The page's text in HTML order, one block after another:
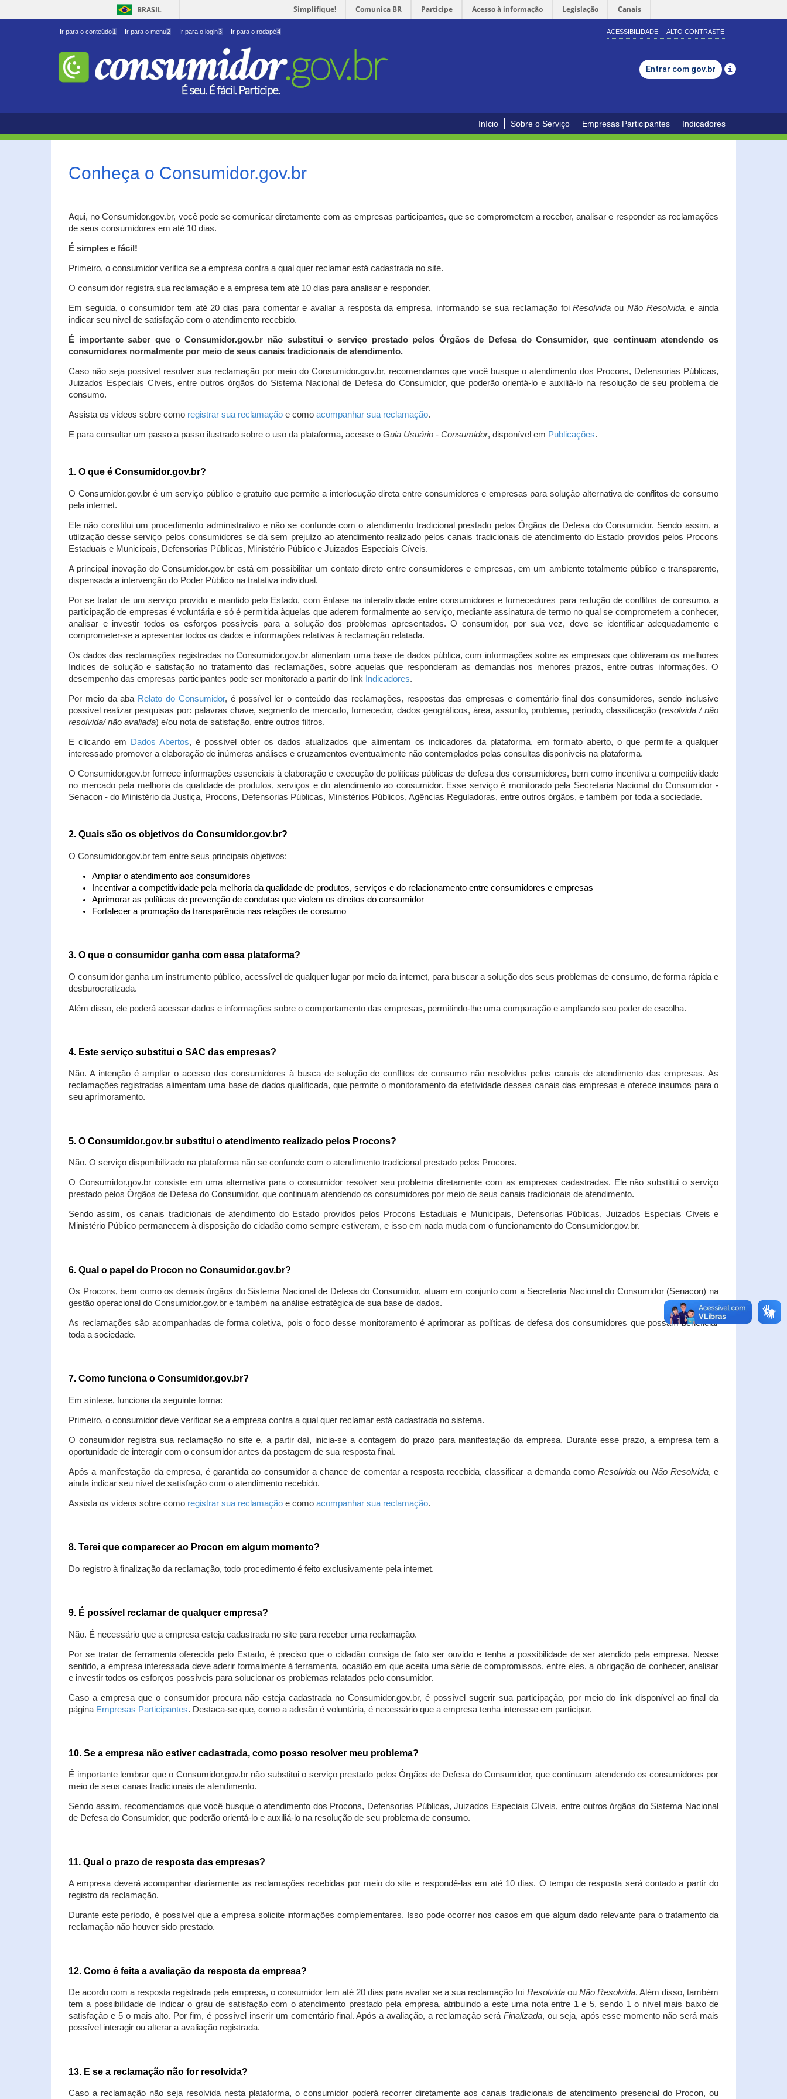
BRASIL Simplifique! Comunica BR Participe Acesso à informação Legislação Canais
Ir para o conteúdo1 Ir para o menu2 Ir para o login3 Ir para o rodapé4 ACESSIBILIDADE ALTO CONTRASTE
Entrar com gov.br
Início Sobre o Serviço Empresas Participantes Indicadores
Conheça o Consumidor.gov.br
Aqui, no Consumidor.gov.br, você pode se comunicar diretamente com as empresas participantes, que se comprometem a receber, analisar e responder as reclamações
de seus consumidores em até 10 dias.
É simples e fácil!
Primeiro, o consumidor verifica se a empresa contra a qual quer reclamar está cadastrada no site.
O consumidor registra sua reclamação e a empresa tem até 10 dias para analisar e responder.
Em seguida, o consumidor tem até 20 dias para comentar e avaliar a resposta da empresa, informando se sua reclamação foiResolvida ou Não Resolvida, e ainda
indicar seu nível de satisfação com o atendimento recebido.
É importante saber que o Consumidor.gov.br não substitui o serviço prestado pelos Órgãos de Defesa do Consumidor, que continuam atendendo os
consumidores normalmente por meio de seus canais tradicionais de atendimento.
Caso não seja possível resolver sua reclamação por meio do Consumidor.gov.br, recomendamos que você busque o atendimento dos Procons, Defensorias Públicas,
Juizados Especiais Cíveis, entre outros órgãos do Sistema Nacional de Defesa do Consumidor, que poderão orientá-lo e auxiliá-lo na resolução de seu problema de
consumo.
Assista os vídeos sobre como registrar sua reclamação e como acompanhar sua reclamação.
E para consultar um passo a passo ilustrado sobre o uso da plataforma, acesse o Guia Usuário - Consumidor, disponível em Publicações.
1. O que é Consumidor.gov.br?
O Consumidor.gov.br é um serviço público e gratuito que permite a interlocução direta entre consumidores e empresas para solução alternativa de conflitos de consumo
pela internet.
Ele não constitui um procedimento administrativo e não se confunde com o atendimento tradicional prestado pelos Órgãos de Defesa do Consumidor. Sendo assim, a
utilização desse serviço pelos consumidores se dá sem prejuízo ao atendimento realizado pelos canais tradicionais de atendimento do Estado providos pelos Procons
Estaduais e Municipais, Defensorias Públicas, Ministério Público e Juizados Especiais Cíveis.
A principal inovação do Consumidor.gov.br está em possibilitar um contato direto entre consumidores e empresas, em um ambiente totalmente público e transparente,
dispensada a intervenção do Poder Público na tratativa individual.
Por se tratar de um serviço provido e mantido pelo Estado, com ênfase na interatividade entre consumidores e fornecedores para redução de conflitos de consumo, a
participação de empresas é voluntária e só é permitida àquelas que aderem formalmente ao serviço, mediante assinatura de termo no qual se comprometem a conhecer,
analisar e investir todos os esforços possíveis para a solução dos problemas apresentados. O consumidor, por sua vez, deve se identificar adequadamente e
comprometer-se a apresentar todos os dados e informações relativas à reclamação relatada.
Os dados das reclamações registradas no Consumidor.gov.br alimentam uma base de dados pública, com informações sobre as empresas que obtiveram os melhores
índices de solução e satisfação no tratamento das reclamações, sobre aquelas que responderam as demandas nos menores prazos, entre outras informações. O
desempenho das empresas participantes pode ser monitorado a partir do link
Indicadores.
Por meio da aba Relato do Consumidor, é possível ler o conteúdo das reclamações, respostas das empresas e comentário final dos consumidores, sendo inclusive
possível realizar pesquisas por: palavras chave, segmento de mercado, fornecedor, dados geográficos, área, assunto, problema, período, classificação (resolvida / não
resolvida/ não avaliada) e/ou nota de satisfação, entre outros filtros.
E clicando em Dados Abertos, é possível obter os dados atualizados que alimentam os indicadores da plataforma, em formato aberto, o que permite a qualquer
interessado promover a elaboração de inúmeras análises e cruzamentos eventualmente não contemplados pelas consultas disponíveis na plataforma.
O Consumidor.gov.br fornece informações essenciais à elaboração e execução de políticas públicas de defesa dos consumidores, bem como incentiva a competitividade
no mercado pela melhoria da qualidade de produtos, serviços e do atendimento ao consumidor. Esse serviço é monitorado pela Secretaria Nacional do Consumidor -
Senacon - do Ministério da Justiça, Procons, Defensorias Públicas, Ministérios Públicos, Agências Reguladoras, entre outros órgãos, e também por toda a sociedade.
2. Quais são os objetivos do Consumidor.gov.br?
O Consumidor.gov.br tem entre seus principais objetivos:
Ampliar o atendimento aos consumidores
Incentivar a competitividade pela melhoria da qualidade de produtos, serviços e do relacionamento entre consumidores e empresas
Aprimorar as políticas de prevenção de condutas que violem os direitos do consumidor
Fortalecer a promoção da transparência nas relações de consumo
3. O que o consumidor ganha com essa plataforma?
O consumidor ganha um instrumento público, acessível de qualquer lugar por meio da internet, para buscar a solução dos seus problemas de consumo, de forma rápida e
desburocratizada.
Além disso, ele poderá acessar dados e informações sobre o comportamento das empresas, permitindo-lhe uma comparação e ampliando seu poder de escolha.
4. Este serviço substitui o SAC das empresas?
Não. A intenção é ampliar o acesso dos consumidores à busca de solução de conflitos de consumo não resolvidos pelos canais de atendimento das empresas. As
reclamações registradas alimentam uma base de dados qualificada, que permite o monitoramento da efetividade desses canais das empresas e oferece insumos para o
seu aprimoramento.
5. O Consumidor.gov.br substitui o atendimento realizado pelos Procons?
Não. O serviço disponibilizado na plataforma não se confunde com o atendimento tradicional prestado pelos Procons.
O Consumidor.gov.br consiste em uma alternativa para o consumidor resolver seu problema diretamente com as empresas cadastradas. Ele não substitui o serviço
prestado pelos Órgãos de Defesa do Consumidor, que continuam atendendo os consumidores por meio de seus canais tradicionais de atendimento.
Sendo assim, os canais tradicionais de atendimento do Estado providos pelos Procons Estaduais e Municipais, Defensorias Públicas, Juizados Especiais Cíveis e
Ministério Público permanecem à disposição do cidadão como sempre estiveram, e isso em nada muda com o funcionamento do Consumidor.gov.br.
6. Qual o papel do Procon no Consumidor.gov.br?
Os Procons, bem como os demais órgãos do Sistema Nacional de Defesa do Consumidor, atuam em conjunto com a Secretaria Nacional do Consumidor (Senacon) na
gestão operacional do Consumidor.gov.br e também na análise estratégica de sua base de dados.
As reclamações são acompanhadas de forma coletiva, pois o foco desse monitoramento é aprimorar as políticas de defesa dos consumidores que possam beneficiar
toda a sociedade.
7. Como funciona o Consumidor.gov.br?
Em síntese, funciona da seguinte forma:
Primeiro, o consumidor deve verificar se a empresa contra a qual quer reclamar está cadastrada no sistema.
O consumidor registra sua reclamação no site e, a partir daí, inicia-se a contagem do prazo para manifestação da empresa. Durante esse prazo, a empresa tem a
oportunidade de interagir com o consumidor antes da postagem de sua resposta final.
Após a manifestação da empresa, é garantida ao consumidor a chance de comentar a resposta recebida, classificar a demanda comoResolvida ou Não Resolvida, e
ainda indicar seu nível de satisfação com o atendimento recebido.
Assista os vídeos sobre como registrar sua reclamação e como acompanhar sua reclamação.
8. Terei que comparecer ao Procon em algum momento?
Do registro à finalização da reclamação, todo procedimento é feito exclusivamente pela internet.
9. É possível reclamar de qualquer empresa?
Não. É necessário que a empresa esteja cadastrada no site para receber uma reclamação.
Por se tratar de ferramenta oferecida pelo Estado, é preciso que o cidadão consiga de fato ser ouvido e tenha a possibilidade de ser atendido pela empresa. Nesse
sentido, a empresa interessada deve aderir formalmente à ferramenta, ocasião em que aceita uma série de compromissos, entre eles, a obrigação de conhecer, analisar
e investir todos os esforços possíveis para solucionar os problemas relatados pelo consumidor.
Caso a empresa que o consumidor procura não esteja cadastrada no Consumidor.gov.br, é possível sugerir sua participação, por meio do link disponível ao final da
página Empresas Participantes. Destaca-se que, como a adesão é voluntária, é necessário que a empresa tenha interesse em participar.
10. Se a empresa não estiver cadastrada, como posso resolver meu problema?
É importante lembrar que o Consumidor.gov.br não substitui o serviço prestado pelos Órgãos de Defesa do Consumidor, que continuam atendendo os consumidores por
meio de seus canais tradicionais de atendimento.
Sendo assim, recomendamos que você busque o atendimento dos Procons, Defensorias Públicas, Juizados Especiais Cíveis, entre outros órgãos do Sistema Nacional
de Defesa do Consumidor, que poderão orientá-lo e auxiliá-lo na resolução de seu problema de consumo.
11. Qual o prazo de resposta das empresas?
A empresa deverá acompanhar diariamente as reclamações recebidas por meio do site e respondê-las em até 10 dias. O tempo de resposta será contado a partir do
registro da reclamação.
Durante este período, é possível que a empresa solicite informações complementares. Isso pode ocorrer nos casos em que algum dado relevante para o tratamento da
reclamação não houver sido prestado.
12. Como é feita a avaliação da resposta da empresa?
De acordo com a resposta registrada pela empresa, o consumidor tem até 20 dias para avaliar se a sua reclamação foi Resolvidaou Não Resolvida. Além disso, também
tem a possibilidade de indicar o grau de satisfação com o atendimento prestado pela empresa, atribuindo a este uma nota entre 1 e 5, sendo 1 o nível mais baixo de
satisfação e 5 o mais alto. Por fim, é possível inserir um comentário final. Após a avaliação, a reclamação será Finalizada, ou seja, após esse momento não será mais
possível interagir ou alterar a avaliação registrada.
13. E se a reclamação não for resolvida?
Caso a reclamação não seja resolvida nesta plataforma, o consumidor poderá recorrer diretamente aos canais tradicionais de atendimento presencial do Procon, ou